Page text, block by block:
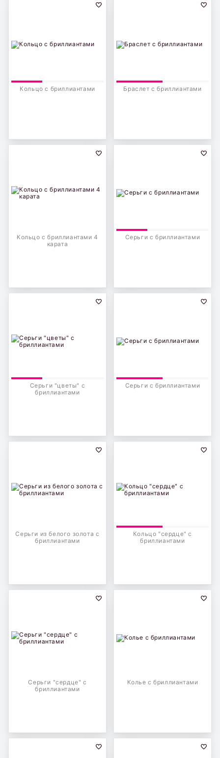
Кольцо с бриллиантами Браслет с бриллиантами
Кольцо с бриллиантами 4
карата
Серьги с бриллиантами
Серьги "цветы" с
бриллиантами
Серьги с бриллиантами
Серьги из белого золота с
бриллиантами
Кольцо "сердце" с
бриллиантами
Серьги "сердце" с
бриллиантами
Колье с бриллиантами